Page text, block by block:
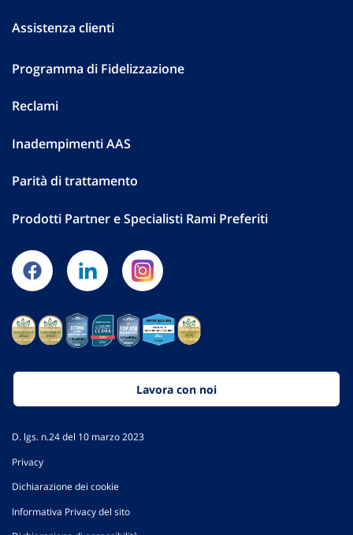
Assistenza clienti
Programma di Fidelizzazione
Reclami
Inadempimenti AAS
Parità di trattamento
Prodotti Partner e Specialisti Rami Preferiti
Lavora con noi
D. lgs. n.24 del 10 marzo 2023
Privacy
Dichiarazione dei cookie
Informativa Privacy del sito